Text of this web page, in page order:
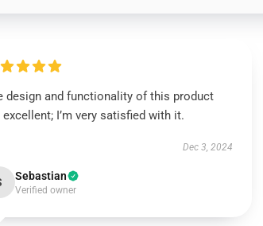
design and functionality of this product
excellent; I’m very satisfied with it.
Dec 3, 2024
Sebastian
Verified owner